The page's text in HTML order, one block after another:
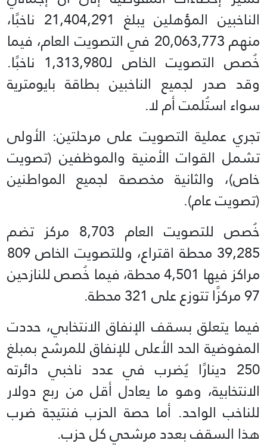
الناخبين المؤهلين يبلغ 21,404,291 ناخبًا،
منهم 20,063,773 في التصويت العام، فيما
خُصص التصويت الخاص لـ1,313,980 ناخبًا.
وقد صدر لجميع الناخبين بطاقة بايومترية
سواء استُلمت أم لا.
تجري عملية التصويت على مرحلتين: الأولى
تشمل القوات الأمنية والموظفين (تصويت
خاص)، والثانية مخصصة لجميع المواطنين
(تصويت عام).
خُصص للتصويت العام 8,703 مركز تضم
39,285 محطة اقتراع، وللتصويت الخاص 809
مراكز فيها 4,501 محطة، فيما خُصص للنازحين
97 مركزًا تتوزع على 321 محطة.
فيما يتعلق بسقف الإنفاق الانتخابي، حددت
المفوضية الحد الأعلى للإنفاق للمرشح بمبلغ
250 دينارًا يُضرب في عدد ناخبي دائرته
الانتخابية، وهو ما يعادل أقل من ربع دولار
للناخب الواحد. أما حصة الحزب فنتيجة ضرب
هذا السقف بعدد مرشحي كل حزب.